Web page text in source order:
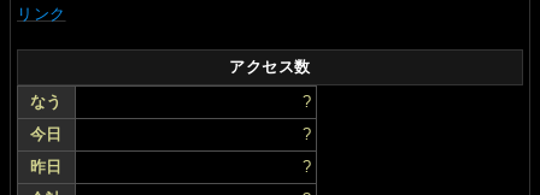
リンク
アクセス数
なう
?
今日
?
昨日
?